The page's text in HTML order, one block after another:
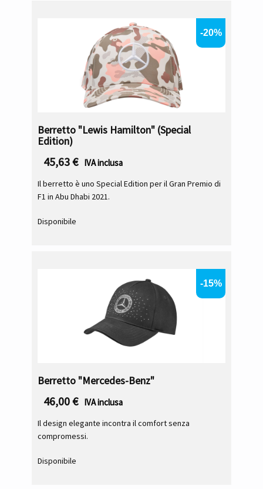
-20%
Berretto "Lewis Hamilton" (Special
Edition)
45,63€ IVA inclusa
Il berretto è uno Special Edition per il Gran Premio di
F1 in Abu Dhabi 2021.
Disponibile
-15%
Berretto "Mercedes-Benz"
46,00€ IVA inclusa
Il design elegante incontra il comfort senza
compromessi.
Disponibile